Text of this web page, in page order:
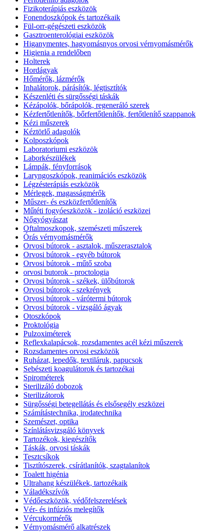
Fizikoterápiás eszközök
Fonendoszkópok és tartozékaik
Fül-orr-gégészeti eszközök
Gasztroenterológiai eszközök
Higanymentes, hagyomásnyos orvosi vérnyomásmérők
Higienia a rendelőben
Holterek
Hordágyak
Hőmérők, lázmérők
Inhalátorok, párásítók, légtisztítók
Készenléti és sürgősségi táskák
Kézápolók, bőrápolók, regeneráló szerek
Kézfertőtlenítők, bőrfertőtlenítők, fertőtlenítő szappanok
Kézi műszerek
Kéztörlő adagolók
Kolposzkópok
Laboratoriumi eszközök
Laborkészülékek
Lámpák, fényforrások
Laryngoszkópok, reanimációs eszközök
Légzésterápiás eszközök
Mérlegek, magasságmérők
Műszer- és eszközfertőtlenítők
Műtéti fogyóeszközök - izoláció eszközei
Nőgyógyászat
Oftalmoszkopok, szemészeti műszerek
Órás vérnyomásmérők
Orvosi bútorok - asztalok, műszerasztalok
Orvosi bútorok - egyéb bútorok
Orvosi bútorok - műtő szoba
orvosi butorok - proctologia
Orvosi bútorok - székek, ülőbútorok
Orvosi bútorok - szekrények
Orvosi bútorok - várótermi bútorok
Orvosi bútorok - vizsgáló ágyak
Otoszkópok
Proktológia
Pulzoximéterek
Reflexkalapácsok, rozsdamentes acél kézi műszerek
Rozsdamentes orvosi eszközök
Ruházat, lepedők, textiláruk, papucsok
Sebészeti koagulátorok és tartozékai
Spirométerek
Sterilizáló dobozok
Sterilizátorok
Sürgősségi betegellátás és elsősegély eszközei
Számítástechnika, irodatechnika
Szemészet, optika
Színlátásvizsgáló könyvek
Tartozékok, kiegészítők
Táskák, orvosi táskák
Tesztcsíkok
Tisztítószerek, csírátlanítók, szagtalanítok
Toalett higénia
Ultrahang készülékek, tartozékaik
Váladékszívók
Védőeszközök, védőfelszerelések
Vér- és infúziós melegítők
Vércukormérők
Vérnyomásmérő alkatrészek